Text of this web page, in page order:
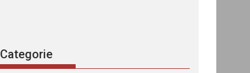
Categorie